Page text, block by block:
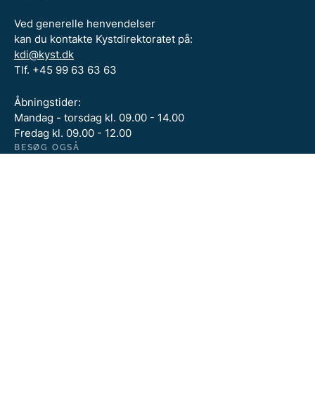
Ved generelle henvendelser
kan du kontakte Kystdirektoratet på:
kdi@kyst.dk
Tlf. +45 99 63 63 63
Åbningstider:
Mandag - torsdag kl. 09.00 - 14.00
Fredag kl. 09.00 - 12.00
BESØG OGSÅ